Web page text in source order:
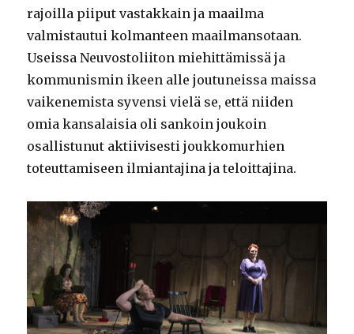
rajoilla piiput vastakkain ja maailma
valmistautui kolmanteen maailmansotaan.
Useissa Neuvostoliiton miehittämissä ja
kommunismin ikeen alle joutuneissa maissa
vaikenemista syvensi vielä se, että niiden
omia kansalaisia oli sankoin joukoin
osallistunut aktiivisesti joukkomurhien
toteuttamiseen ilmiantajina ja teloittajina.